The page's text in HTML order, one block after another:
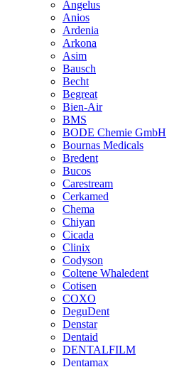
Angelus
Anios
Ardenia
Arkona
Asim
Bausch
Becht
Begreat
Bien-Air
BMS
BODE Chemie GmbH
Bournas Medicals
Bredent
Bucos
Carestream
Cerkamed
Chema
Chiyan
Cicada
Clinix
Codyson
Coltene Whaledent
Cotisen
COXO
DeguDent
Denstar
Dentaid
DENTALFILM
Dentamax